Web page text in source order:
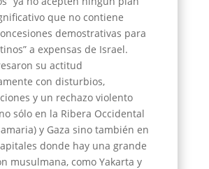
que no contiene
demostrativas para
a expensas de Israel.
su actitud
con disturbios,
y un rechazo violento
sólo en la Ribera Occidental
y Gaza sino también en
donde hay una grande
musulmana, como Yakarta y